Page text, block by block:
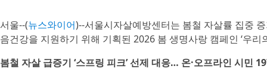
서울--(뉴스와이어)--서울시자살예방센터는 봄철 자살률 집중
음건강을 지원하기 위해 기획된 2026 봄 생명사랑 캠페인 ‘우
봄철 자살 급증기 ‘스프링 피크’ 선제 대응… 온·오프라인 시민